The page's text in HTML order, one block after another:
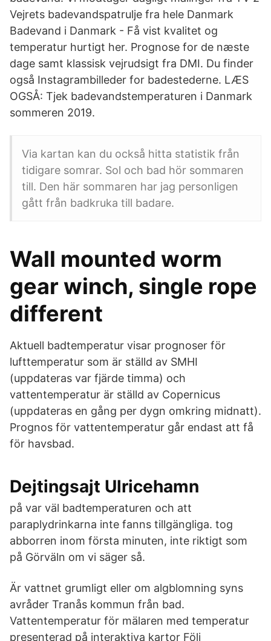
Vejrets badevandspatrulje fra hele Danmark
Badevand i Danmark - Få vist kvalitet og
temperatur hurtigt her. Prognose for de næste
dage samt klassisk vejrudsigt fra DMI. Du finder
også Instagrambilleder for badestederne. LÆS
OGSÅ: Tjek badevandstemperaturen i Danmark
sommeren 2019.
Via kartan kan du också hitta statistik från
tidigare somrar. Sol och bad hör sommaren
till. Den här sommaren har jag personligen
gått från badkruka till badare.
Wall mounted worm
gear winch, single rope
different
Aktuell badtemperatur visar prognoser för
lufttemperatur som är ställd av SMHI
(uppdateras var fjärde timma) och
vattentemperatur är ställd av Copernicus
(uppdateras en gång per dygn omkring midnatt).
Prognos för vattentemperatur går endast att få
för havsbad.
Dejtingsajt Ulricehamn
på var väl badtemperaturen och att
paraplydrinkarna inte fanns tillgängliga. tog
abborren inom första minuten, inte riktigt som
på Görväln om vi säger så.
Är vattnet grumligt eller om algblomning syns
avråder Tranås kommun från bad.
Vattentemperatur för mälaren med temperatur
presenterad på interaktiva kartor Följ